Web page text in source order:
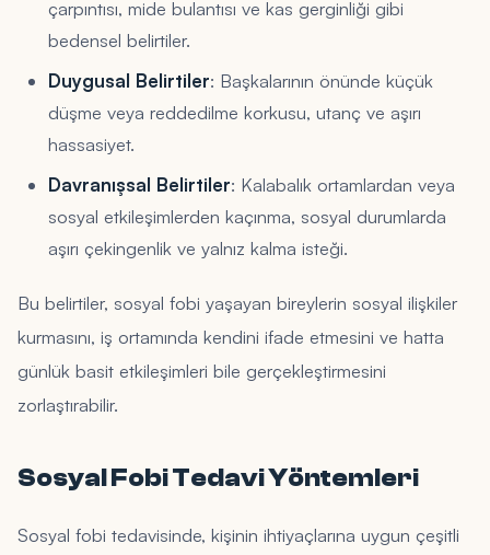
çarpıntısı, mide bulantısı ve kas gerginliği gibi
bedensel belirtiler.
Duygusal Belirtiler: Başkalarının önünde küçük
düşme veya reddedilme korkusu, utanç ve aşırı
hassasiyet.
Davranışsal Belirtiler: Kalabalık ortamlardan veya
sosyal etkileşimlerden kaçınma, sosyal durumlarda
aşırı çekingenlik ve yalnız kalma isteği.
Bu belirtiler, sosyal fobi yaşayan bireylerin sosyal ilişkiler
kurmasını, iş ortamında kendini ifade etmesini ve hatta
günlük basit etkileşimleri bile gerçekleştirmesini
zorlaştırabilir.
Sosyal Fobi Tedavi Yöntemleri
Sosyal fobi tedavisinde, kişinin ihtiyaçlarına uygun çeşitli